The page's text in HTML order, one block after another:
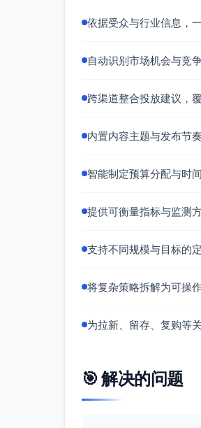
再营销与转化增强
CRO工具：
内容策略
白皮书1：
案例直播2场
诊断
内容形式与发布
着陆页文案：
核心CTA：
执行时间表（
依据受众与行业信息，
自动识别市场机会与竞
跨渠道整合投放建议，
内置内容主题与发布节
智能制定预算分配与时
提供可衡量指标与监测
支持不同规模与目标的
将复杂策略拆解为可操
为拉新、留存、复购等
🎯 解决的问题